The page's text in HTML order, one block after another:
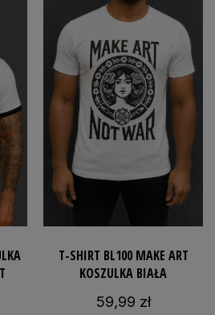
T-SHIRT BL100 MAKE ART
KOSZULKA BIAŁA
59,99 zł